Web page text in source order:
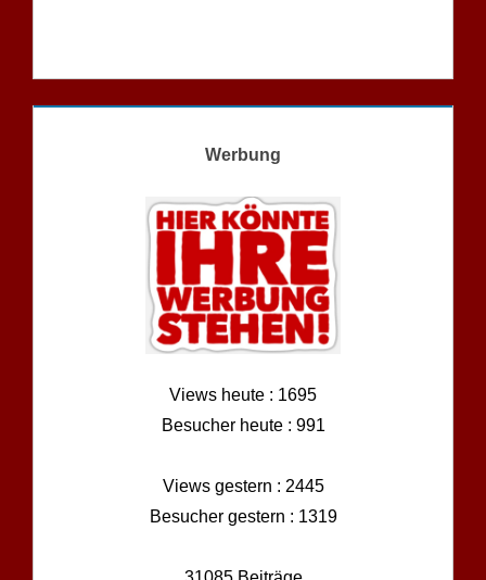
Werbung
Views heute : 1695
Besucher heute : 991
Views gestern : 2445
Besucher gestern : 1319